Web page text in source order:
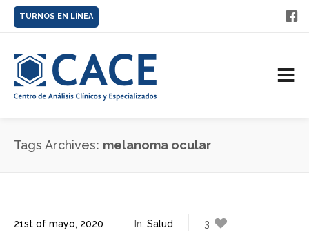
TURNOS EN LÍNEA
Tags Archives melanoma ocular
21st of mayo, 2020 In: Salud 3